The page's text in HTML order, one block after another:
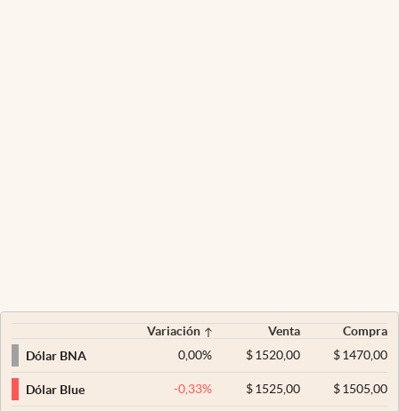
Variación Venta
Compra
Dólar BNA
0,00% $ 1520,00 $1470,00
Dólar Blue -0,33% $ 1525,00 $1505,00